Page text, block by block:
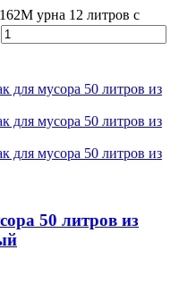
урна 12 литров с
50 литров из